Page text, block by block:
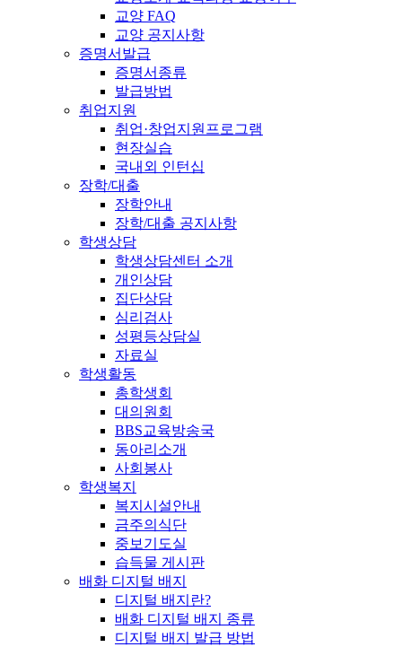
교양 FAQ
교양 공지사항
증명서발급
증명서종류
발급방법
취업지원
취업·창업지원프로그램
현장실습
국내외 인턴십
장학/대출
장학안내
장학/대출 공지사항
학생상담
학생상담센터 소개
개인상담
집단상담
심리검사
성평등상담실
자료실
학생활동
총학생회
대의원회
BBS교육방송국
동아리소개
사회봉사
학생복지
복지시설안내
금주의식단
중보기도실
습득물 게시판
배화 디지털 배지
디지털 배지란?
배화 디지털 배지 종류
디지털 배지 발급 방법